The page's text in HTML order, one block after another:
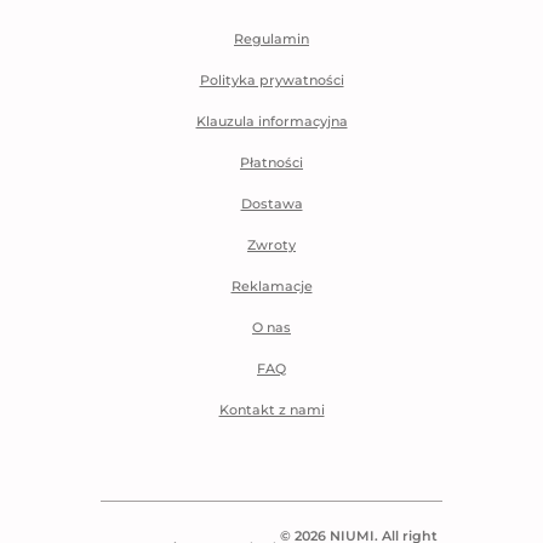
Regulamin
Polityka prywatności
Klauzula informacyjna
Płatności
Dostawa
Zwroty
Reklamacje
O nas
FAQ
Kontakt z nami
© 2026 NIUMI. All right